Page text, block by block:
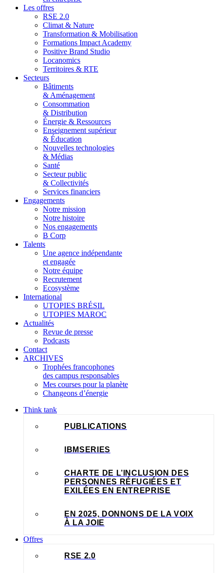
Les offres
RSE 2.0
Climat & Nature
Transformation & Mobilisation
Formations Impact Academy
Positive Brand Studio
Locanomics
Territoires & RTE
Secteurs
Bâtiments
& Aménagement
Consommation
& Distribution
Énergie & Ressources
Enseignement supérieur
& Éducation
Nouvelles technologies
& Médias
Santé
Secteur public
& Collectivités
Services financiers
Engagements
Notre mission
Notre histoire
Nos engagements
B Corp
Talents
Une agence indépendante
et engagée
Notre équipe
Recrutement
Ecosystème
International
UTOPIES BRÉSIL
UTOPIES MAROC
Actualités
Revue de presse
Podcasts
Contact
ARCHIVES
Trophées francophones
des campus responsables
Mes courses pour la planète
Changeons d’énergie
Think tank
PUBLICATIONS
IBMSERIES
CHARTE DE L’INCLUSION DES
PERSONNES RÉFUGIÉES ET
EXILÉES EN ENTREPRISE
EN 2025, DONNONS DE LA VOIX
À LA JOIE
Offres
RSE 2.0